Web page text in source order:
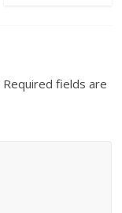
Required fields are